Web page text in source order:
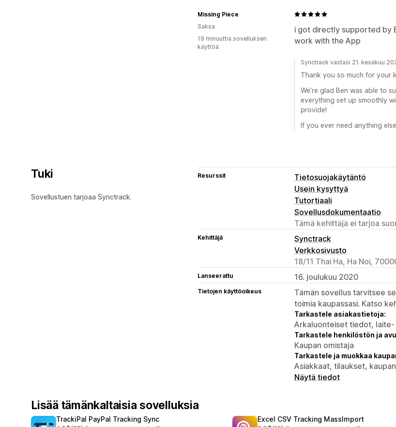
i got directly supported by
work with the App
Missing Piece
Saksa
19 minuuttia sovelluksen
käyttöä
Synctrack vastasi 21. kesäkuu
Thank you so much for your
We’re glad Ben was able to
everything set up smoothly
provide!
If you ever need anything
Tuki
Sovellustuen tarjoaa Synctrack.
Resurssit
Tietosuojakäytäntö
Usein kysyttyä
Tutortiaali
Sovellusdokumentaatio
Tämä kehittäjä ei tarjoa
Kehittäjä
Synctrack
Verkkosivusto
18/11 Thai Ha, Ha Noi,
Lanseerattu 16. joulukuu 2020
Tietojen käyttöoikeus
Tämän sovellus tarvitsee
toimia kaupassasi. Katso
Tarkastele asiakastietoja:
Arkaluonteiset tiedot,
Tarkastele henkilöstön ja
Kaupan omistaja
Tarkastele ja muokkaa
Asiakkaat, tilaukset,
Näytä tiedot
Lisää tämänkaltaisia sovelluksia
TrackiPal PayPal Tracking Sync Excel CSV Tracking MassImport